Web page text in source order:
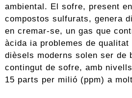
ambiental. El sofre, present
compostos sulfurats, genera
en cremar-se, un gas que
àcida ia problemes de
dièsels moderns solen ser de
contingut de sofre, amb
15 parts per milió (ppm) a